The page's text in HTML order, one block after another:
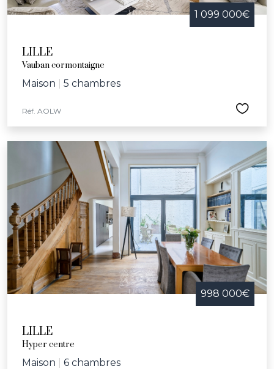
1 099 000€
LILLE
Vauban cormontaigne
Maison 5 chambres
Réf. AOLW
998 000€
LILLE
Hyper centre
Maison 6 chambres